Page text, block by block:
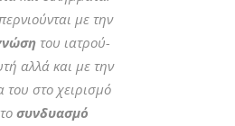
με την
του ιατρού-
αλλά και με την
του στο χειρισμό
συνδυασμό